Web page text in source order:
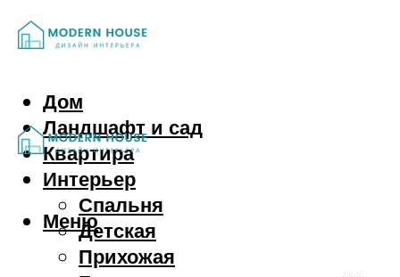
Дом
Ландшафт и сад
Квартира
Интерьер
Спальня
Детская
Прихожая
Меню